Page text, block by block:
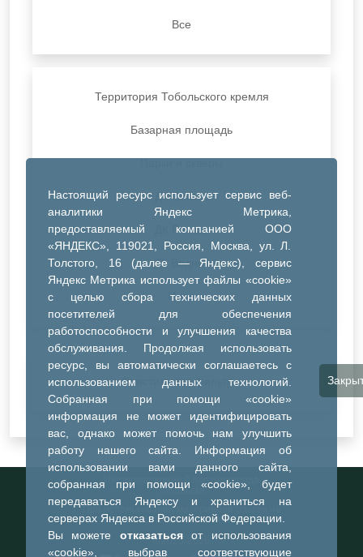
Настоящий ресурс использует сервис веб-
аналитики Яндекс Метрика,
предоставляемый компанией ООО
«ЯНДЕКС», 119021, Россия, Москва, ул. Л.
Толстого, 16 (далее — Яндекс), сервис
Яндекс Метрика использует файлы «cookie»
с целью сбора технических данных
посетителей для обеспечения
работоспособности и улучшения качества
обслуживания. Продолжая использовать
ресурс, вы автоматически соглашаетесь с
использованием данных технологий.
Собранная при помощи «cookie»
информация не может идентифицировать
вас, однако может помочь нам улучшить
работу нашего сайта. Информация об
использовании вами данного сайта,
собранная при помощи «cookie», будет
передаваться Яндексу и храниться на
серверах Яндекса в Российской Федерации.
Вы можете отказатьсяот использования
«cookie», выбрав соответствующие
Все
Территория Тобольского кремля
Базарная площадь
ДК Синтез
ДК Речник
ДК Водник
Иное
Очистить все фильтры
Информационный портал города
Тобольска
При использовании материалов ссылка на
портал обязательна
©2023-2026